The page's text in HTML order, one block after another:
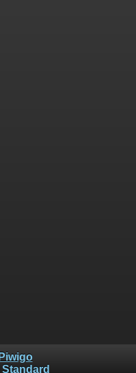
Piwigo
Standard